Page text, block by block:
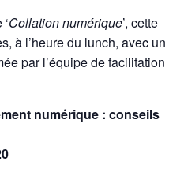
Collation numérique’, cette
à l’heure du lunch, avec un
par l’équipe de facilitation
numérique : conseils